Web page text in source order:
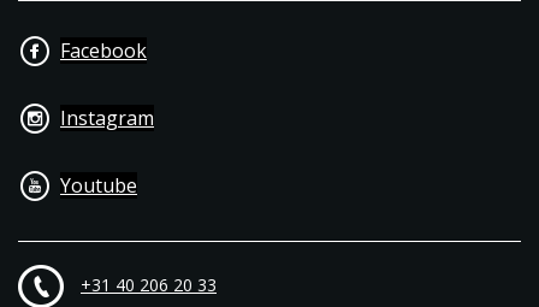
Facebook
Instagram
Youtube
+31 40 206 20 33